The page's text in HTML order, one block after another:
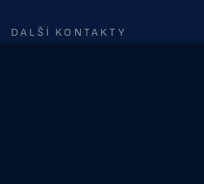
DALŠÍ KONTAKTY